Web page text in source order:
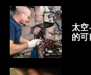
太空
的可